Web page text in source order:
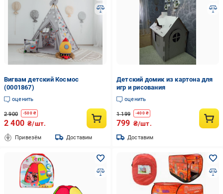
Вигвам детский Космос
(0001867)
оценить
2 900 -500₴
2 400 ₴/шт.
Привезём Доставим
Детский домик из картона для
игр и рисования
оценить
1 199 -400₴
799 ₴/шт.
Доставим